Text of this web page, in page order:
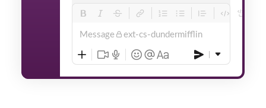
Message ext-cs-dundermifflin